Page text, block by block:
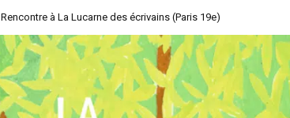
Rencontre à La Lucarne des écrivains (Paris 19e)